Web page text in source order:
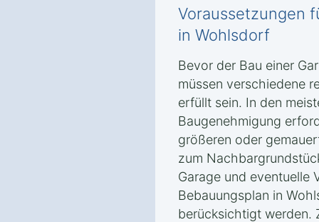
Voraussetzungen
in Wohlsdorf
Bevor der Bau einer
müssen verschiedene
erfüllt sein. In den
Baugenehmigung
größeren oder
zum
Garage und eventuelle
Bebauungsplan in
berücksichtigt werden.